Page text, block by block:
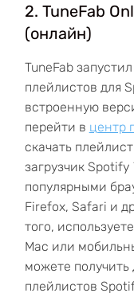
2. TuneFab
(онлайн)
TuneFab
плейлистов для
встроенную
перейти в центр
скачать
загрузчик
популярными
Firefox, Safari и
того,
Mac или
можете получить
плейлистов